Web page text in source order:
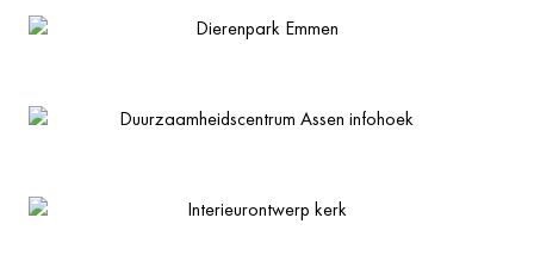
Dierenpark Emmen
Duurzaamheidscentrum Assen infohoek
Interieurontwerp kerk